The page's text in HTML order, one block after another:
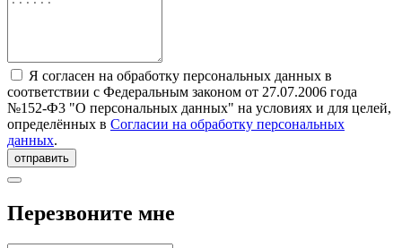
Я согласен на обработку персональных данных в
соответствии с Федеральным законом от 27.07.2006 года
№152-Ф3 "О персональных данных" на условиях и для целей,
определённых в Согласии на обработку персональных
данных.
отправить
Перезвоните мне